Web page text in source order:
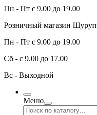
Пн - Пт с 9.00 до 19.00
Розничный магазин
Пн - Пт с 9.00 до 19.00
Сб - с 9.00 до 17.00
Вс - Выходной
Меню